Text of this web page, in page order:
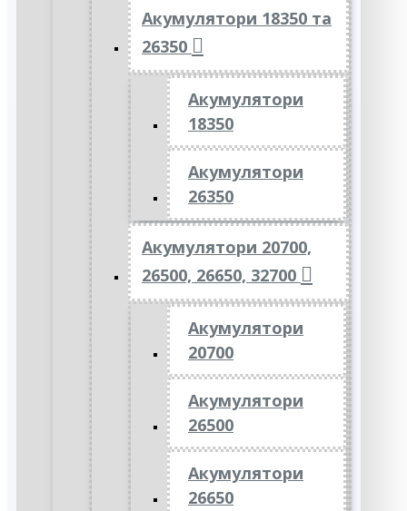
Акумулятори 18350 та
26350
Акумулятори
18350
Акумулятори
26350
Акумулятори 20700,
26500, 26650, 32700
Акумулятори
20700
Акумулятори
26500
Акумулятори
26650